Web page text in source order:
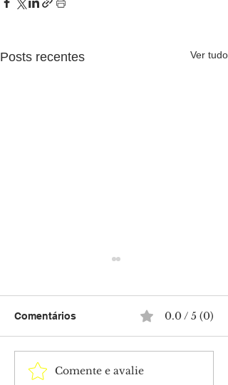
Posts recentes Ver tudo
Últimos dias para se
Comentários 0.0 / 5 (0)
Comente e avalie